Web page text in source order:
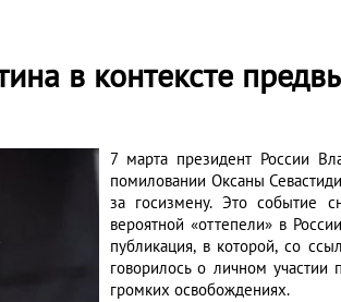
в контексте
7 марта президент России
помиловании Оксаны
за госизмену. Это событие
вероятной «оттепели» в
публикация, в которой, со
говорилось о личном участии
громких освобождениях.